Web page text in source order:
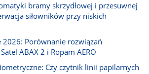
bramy skrzydłowej i przesuwnej
siłowników przy niskich
Porównanie rozwiązań
ABAX 2 i Ropam AERO
Czy czytnik linii papilarnych